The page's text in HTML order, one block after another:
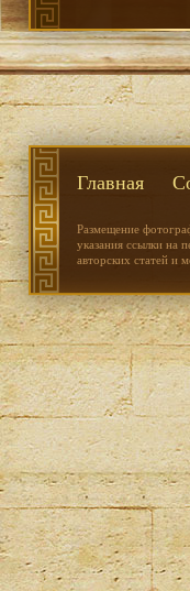
Главная
Размещение
указания ссылки на
авторских статей и